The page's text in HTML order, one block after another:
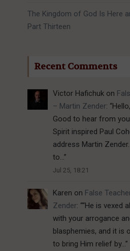
The Kingdom of God Is Here
Part Thirteen
Recent Comments
Victor Hafichukon
– Martin Zender: “
Good to hear from
Spirit inspired Paul
address Martin
to…”
Jul 25, 18:21
Karen on False
Zender: ““He is vexed
with your arrogance
blasphemies, and it is
to bring Him relief by…”